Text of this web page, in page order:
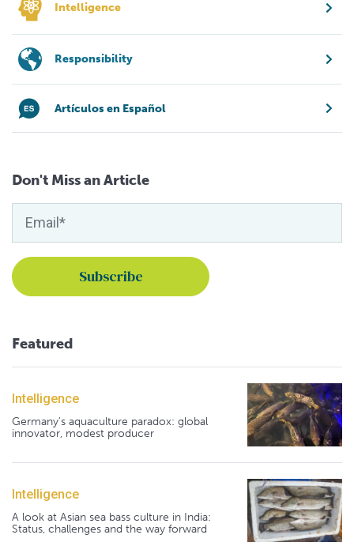
Intelligence
Responsibility
Artículos en Español
Don't Miss an Article
Featured
Intelligence
Germany's aquaculture paradox: global
innovator, modest producer
Intelligence
A look at Asian sea bass culture in India:
Status, challenges and the way forward